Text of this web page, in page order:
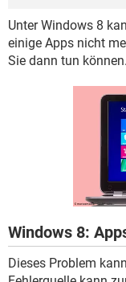
WHATSAPP
FACEBOOK
WINDOWS 10
WHATSAPP
SPIELE
ANDROID
Unter Windows 8
einige Apps nicht
Sie dann tun können.
Windows 8:
Dieses Problem